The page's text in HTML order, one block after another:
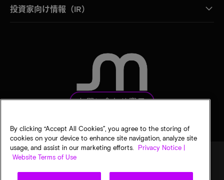
投資家向け情報（IR）
お問い合わせ窓口
By clicking “Accept All Cookies”, you agree to the storing of
cookies on your device to enhance site navigation, analyze site
usage, and assist in our marketing efforts.
Privacy Notice |
Website Terms of Use